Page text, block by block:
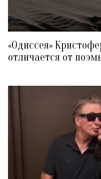
«Одиссея»
отличается от